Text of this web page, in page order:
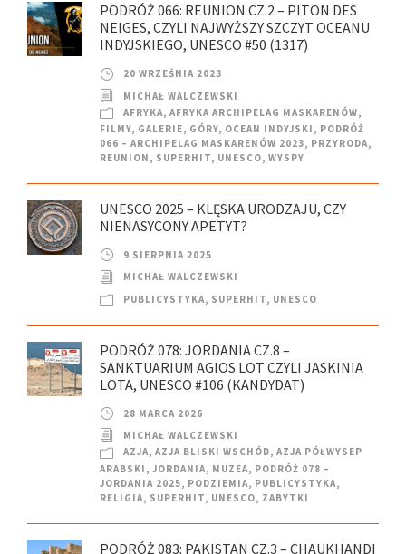
PODRÓŻ 066: REUNION CZ.2 – PITON DES
NEIGES, CZYLI NAJWYŻSZY SZCZYT OCEANU
INDYJSKIEGO, UNESCO #50 (1317)
20 WRZEŚNIA 2023
MICHAŁ WALCZEWSKI
AFRYKA, AFRYKA ARCHIPELAG MASKARENÓW,
FILMY, GALERIE, GÓRY, OCEAN INDYJSKI , PODRÓŻ
066 – ARCHIPELAG MASKARENÓW 2023, PRZYRODA,
REUNION , SUPERHIT, UNESCO, WYSPY
UNESCO 2025 – KLĘSKA URODZAJU, CZY
NIENASYCONY APETYT?
9 SIERPNIA 2025
MICHAŁ WALCZEWSKI
PUBLICYSTYKA, SUPERHIT, UNESCO
PODRÓŻ 078: JORDANIA CZ.8 –
SANKTUARIUM AGIOS LOT CZYLI JASKINIA
LOTA, UNESCO #106 (KANDYDAT)
28 MARCA 2026
MICHAŁ WALCZEWSKI
AZJA, AZJA BLISKI WSCHÓD, AZJA PÓŁWYSEP
ARABSKI , JORDANIA, MUZEA, PODRÓŻ 078 –
JORDANIA 2025, PODZIEMIA, PUBLICYSTYKA,
RELIGIA, SUPERHIT, UNESCO, ZABYTKI
PODRÓŻ 083: PAKISTAN CZ.3 – CHAUKHANDI